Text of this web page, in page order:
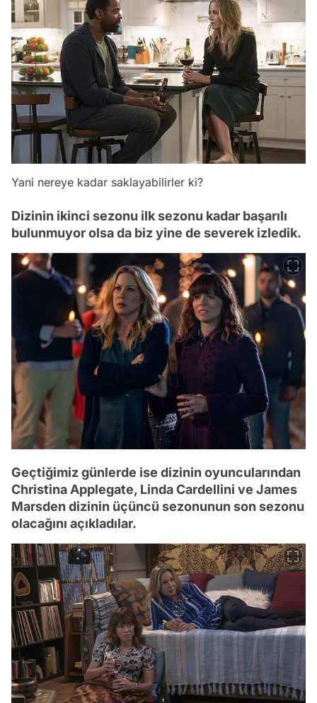
Yani nereye kadar saklayabilirler ki?
Dizinin ikinci sezonu ilk sezonu kadar başarılı
bulunmuyor olsa da biz yine de severek izledik.
Geçtiğimiz günlerde ise dizinin oyuncularından
Christina Applegate, Linda Cardellini ve James
Marsden dizinin üçüncü sezonunun son sezonu
olacağını açıkladılar.